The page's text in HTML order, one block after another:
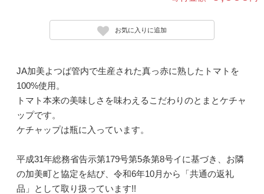
お気に入りに追加
JA加美よつば管内で生産された真っ赤に熟したトマトを
100%使用。
トマト本来の美味しさを味わえるこだわりのとまとケチャ
ップです。
ケチャップは瓶に入っています。
平成31年総務省告示第179号第5条第8号イに基づき、お隣
の加美町と協定を結び、令和6年10月から「共通の返礼
品」として取り扱っています!!